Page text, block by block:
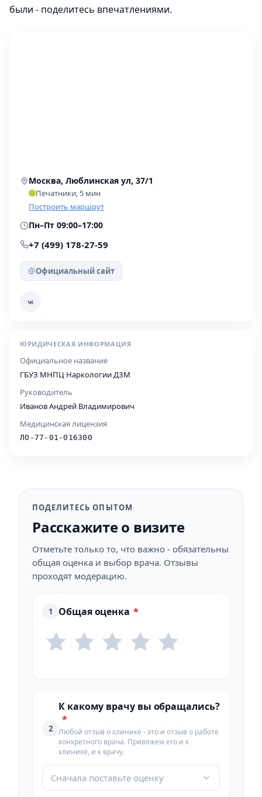
были - поделитесь впечатлениями.
Москва, Люблинская ул, 37/1
Печатники, 5 мин
Построить маршрут
Пн–Пт 09:00–17:00
+7 (499) 178-27-59
Официальный сайт
ЮРИДИЧЕСКАЯ ИНФОРМАЦИЯ
Официальное название
ГБУЗ МНПЦ Наркологии ДЗМ
Руководитель
Иванов Андрей Владимирович
Медицинская лицензия
ЛО-77-01-016300
ПОДЕЛИТЕСЬ ОПЫТОМ
Расскажите о визите
Отметьте только то, что важно - обязательны
общая оценка и выбор врача. Отзывы
проходят модерацию.
1 Общая оценка *
2
К какому врачу вы обращались?
*
Любой отзыв о клинике - это и отзыв о работе
конкретного врача. Привяжем его и к
клинике, и к врачу.
Сначала поставьте оценку